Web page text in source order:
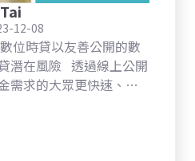
12-08
位時貸以友善公開的數
潛在風險 透過線上公開
需求的大眾更快速、更